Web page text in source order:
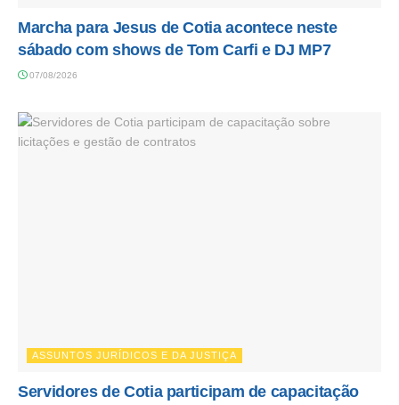
Marcha para Jesus de Cotia acontece neste
sábado com shows de Tom Carfi e DJ MP7
07/08/2026
ASSUNTOS JURÍDICOS E DA JUSTIÇA
Servidores de Cotia participam de capacitação